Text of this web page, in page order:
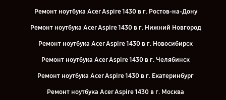
Ремонт ноутбука Acer Aspire 1430 в г. Ростов-на-Дону
Ремонт ноутбука Acer Aspire 1430 в г. Нижний Новгород
Ремонт ноутбука Acer Aspire 1430 в г. Новосибирск
Ремонт ноутбука Acer Aspire 1430 в г. Челябинск
Ремонт ноутбука Acer Aspire 1430 в г. Екатеринбург
Ремонт ноутбука Acer Aspire 1430 в г. Москва